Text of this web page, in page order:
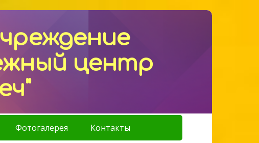
центр
Фотогалерея Контакты